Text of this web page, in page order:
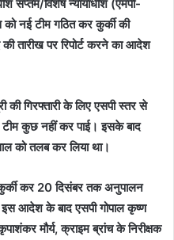
सप्तम/विशेष न्यायाधीश (एमपी-
को नई टीम गठित कर कुर्की की
तारीख पर रिपोर्ट करने का आदेश
गिरफ्तारी के लिए एसपी स्तर से
टीम कुछ नहीं कर पाई। इसके बाद
को तलब कर लिया था।
कर 20 दिसंबर तक अनुपालन
आदेश के बाद एसपी गोपाल कृष्ण
मौर्य, क्राइम ब्रांच के निरीक्षक